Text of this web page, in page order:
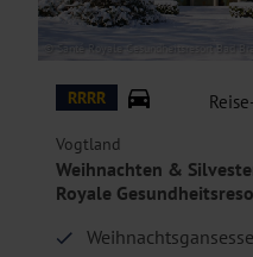
© Santé Royale Gesundheitsresort Bad
RRRR
Vogtland
Weihnachten &
Royale